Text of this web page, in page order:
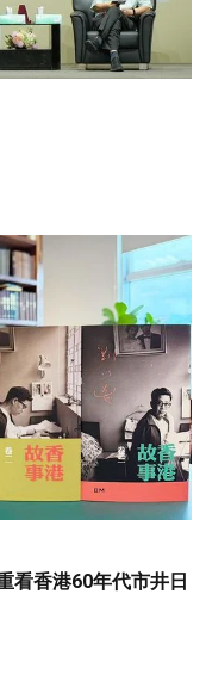
看香港60年代市井日